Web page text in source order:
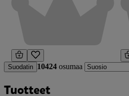
Suodatin 10424 osumaa
Tuotteet